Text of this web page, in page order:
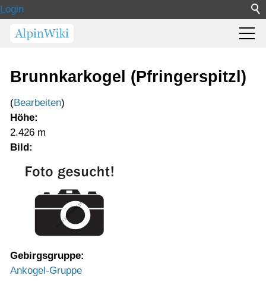
Login
Brunnkarkogel (Pfringerspitzl)
(Bearbeiten)
Höhe:
2.426 m
Bild:
Gebirgsgruppe:
Ankogel-Gruppe